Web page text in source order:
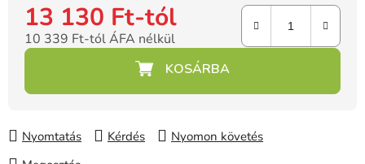
13 130 Ft-tól
10 339 Ft-tól ÁFA nélkül
Nyomtatás Kérdés
Nyomon követés